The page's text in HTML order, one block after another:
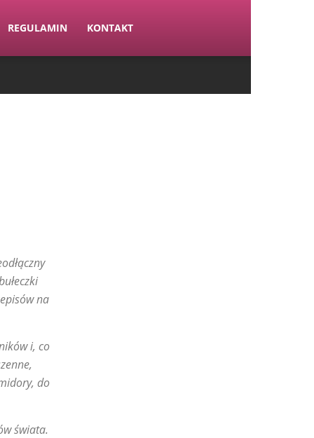
REGULAMIN KONTAKT
na
i, co
do
świata.